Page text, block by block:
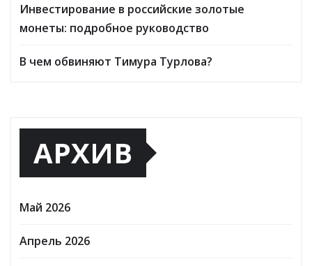
Инвестирование в российские золотые
монеты: подробное руководство
В чем обвиняют Тимура Турлова?
АРХИВ
Май 2026
Апрель 2026